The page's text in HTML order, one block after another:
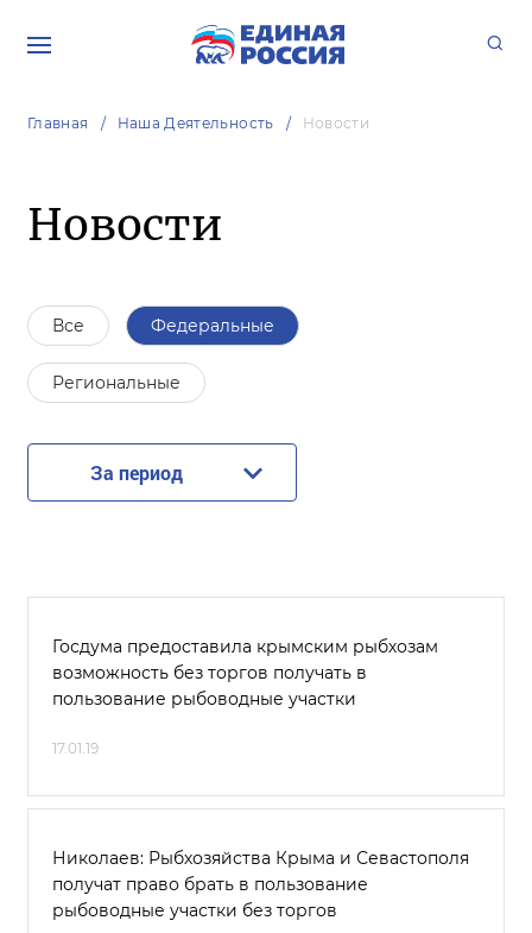
Главная Наша Деятельность Новости
Новости
Все Федеральные
Региональные
За период
Госдума предоставила крымским рыбхозам
возможность без торгов получать в
пользование рыбоводные участки
17.01.19
Николаев: Рыбхозяйства Крыма и Севастополя
получат право брать в пользование
рыбоводные участки без торгов